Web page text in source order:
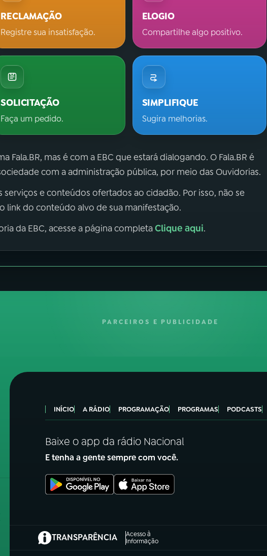
RECLAMAÇÃO
Registre sua insatisfação.
ELOGIO
Compartilhe algo positivo.
SOLICITAÇÃO
Faça um pedido.
SIMPLIFIQUE
Sugira melhorias.
Fala.BR, mas é com a EBC que estará dialogando. O Fala.BR é
com a administração pública, por meio das Ouvidorias.
serviços e conteúdos ofertados ao cidadão. Por isso, não se
link do conteúdo alvo de sua manifestação.
da EBC, acesse a página completaClique aqui.
PARCEIROS E PUBLICIDADE
INÍCIO A RÁDIO PROGRAMAÇÃO PROGRAMAS PODCASTS
Baixe o app da rádio Nacional
E tenha a gente sempre com você.
TRANSPARÊNCIA
Acesso à
Informação
(abre em nova aba)